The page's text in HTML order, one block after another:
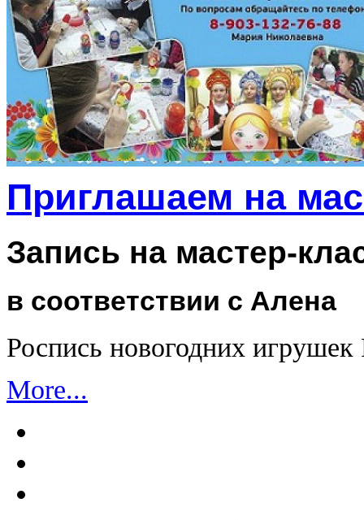
Приглашаем на
Запись на мастер-
в соответствии с Алена
Роспись новогодних
More...